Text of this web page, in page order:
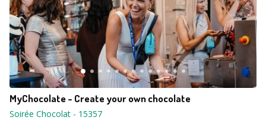
MyChocolate - Create your own chocolate
Soirée Chocolat - 15357